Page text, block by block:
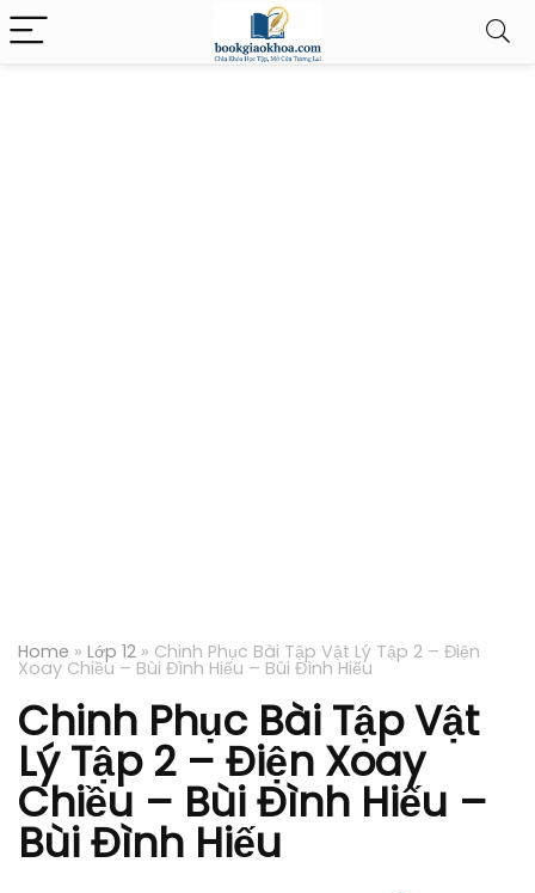
Home » Lớp 12 » Chinh Phục Bài Tập Vật Lý Tập 2 – Điện
Xoay Chiều – Bùi Đình Hiếu – Bùi Đình Hiếu
Chinh Phục Bài Tập Vật
Lý Tập 2 – Điện Xoay
Chiều – Bùi Đình Hiếu –
Bùi Đình Hiếu